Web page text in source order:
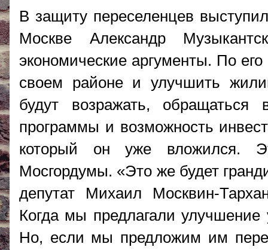
В защиту переселенцев
Москве Александр
экономические аргументы. По
своем районе и улучшить
будут возражать,
программы и возможность
который он уже вложился.
Мосгордумы. «Это же будет
депутат Михаил Москвин-
Когда мы предлагали
Но, если мы предложим им